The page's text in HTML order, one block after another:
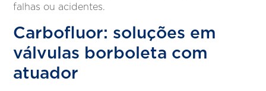
falhas ou acidentes.
Carbofluor: soluções em
válvulas borboleta com
atuador